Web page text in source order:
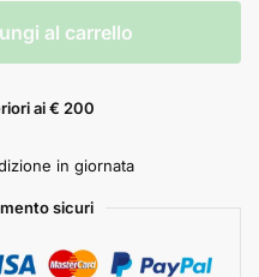
al carrello
ai € 200
in giornata
sicuri